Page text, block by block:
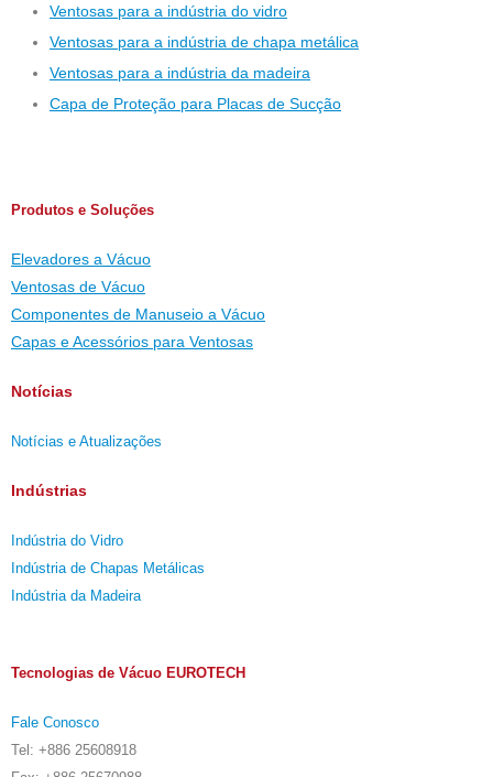
Ventosas para a indústria do vidro
Ventosas para a indústria de chapa metálica
Ventosas para a indústria da madeira
Capa de Proteção para Placas de Sucção
Produtos e Soluções
Elevadores a Vácuo
Ventosas de Vácuo
Componentes de Manuseio a Vácuo
Capas e Acessórios para Ventosas
Notícias
Notícias e Atualizações
Indústrias
Indústria do Vidro
Indústria de Chapas Metálicas
Indústria da Madeira
Tecnologias de Vácuo EUROTECH
Fale Conosco
Tel: +886 25608918